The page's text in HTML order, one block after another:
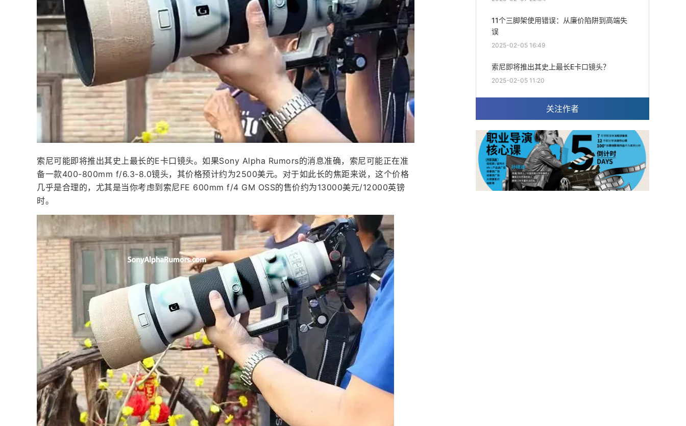
索尼可能即将推出其史上最长的E卡口镜头。如果Sony Alpha Rumors的消息准确，索尼可能正在准
备一款400-800mm f/6.3-8.0镜头，其价格预计约为2500美元。对于如此长的焦距来说，这个价格
几乎是合理的，尤其是当你考虑到索尼FE 600mm f/4 GM OSS的售价约为13000美元/12000英镑
时。
11个三脚架使用错误：从廉价陷阱到高端失
误
2025-02-05 16:49
索尼即将推出其史上最长E卡口镜头？
2025-02-05 11:20
关注作者